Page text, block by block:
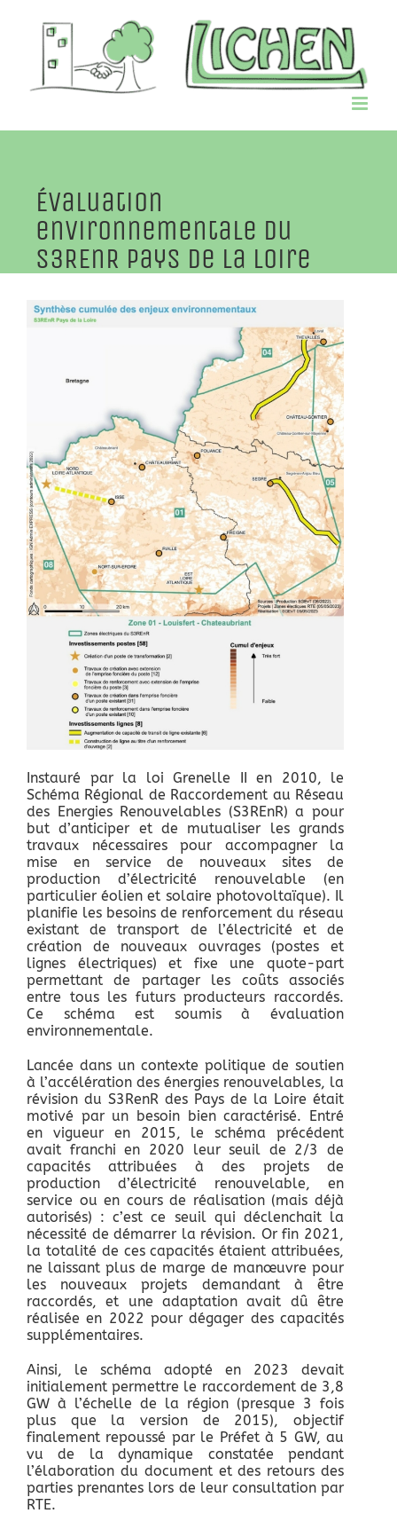
contenu
Évaluation
environnementale du
S3REnR Pays de la Loire
Instauré par la loi Grenelle II en 2010, le
Schéma Régional de Raccordement au Réseau
des Energies Renouvelables (S3REnR) a pour
but d’anticiper et de mutualiser les grands
travaux nécessaires pour accompagner la
mise en service de nouveaux sites de
production d’électricité renouvelable (en
particulier éolien et solaire photovoltaïque). Il
planifie les besoins de renforcement du réseau
existant de transport de l’électricité et de
création de nouveaux ouvrages (postes et
lignes électriques) et fixe une quote-part
permettant de partager les coûts associés
entre tous les futurs producteurs raccordés.
Ce schéma est soumis à évaluation
environnementale.
Lancée dans un contexte politique de soutien
à l’accélération des énergies renouvelables, la
révision du S3RenR des Pays de la Loire était
motivé par un besoin bien caractérisé. Entré
en vigueur en 2015, le schéma précédent
avait franchi en 2020 leur seuil de 2/3 de
capacités attribuées à des projets de
production d’électricité renouvelable, en
service ou en cours de réalisation (mais déjà
autorisés) : c’est ce seuil qui déclenchait la
nécessité de démarrer la révision. Or fin 2021,
la totalité de ces capacités étaient attribuées,
ne laissant plus de marge de manœuvre pour
les nouveaux projets demandant à être
raccordés, et une adaptation avait dû être
réalisée en 2022 pour dégager des capacités
supplémentaires.
Ainsi, le schéma adopté en 2023 devait
initialement permettre le raccordement de 3,8
GW à l’échelle de la région (presque 3 fois
plus que la version de 2015), objectif
finalement repoussé par le Préfet à 5 GW, au
vu de la dynamique constatée pendant
l’élaboration du document et des retours des
parties prenantes lors de leur consultation par
RTE.